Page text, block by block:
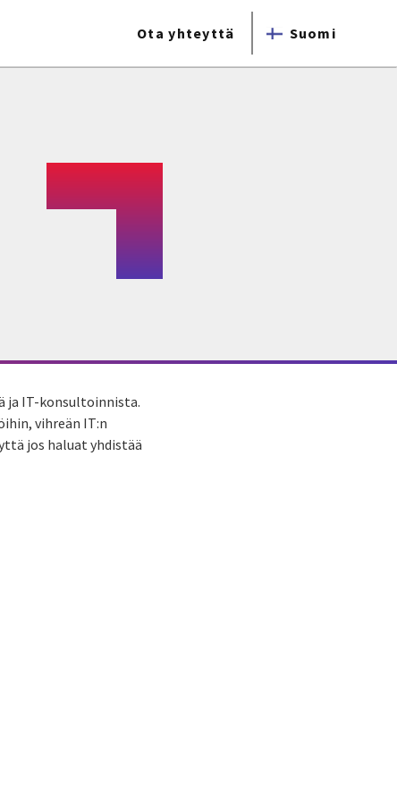
Ota yhteyttä Suomi
ja IT-konsultoinnista.
vihreän IT:n
jos haluat yhdistää